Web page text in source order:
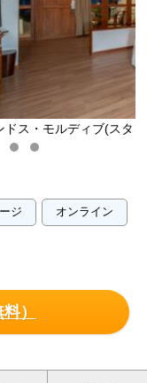
・ビーチ・フロント)／
ジ
オンライン
）